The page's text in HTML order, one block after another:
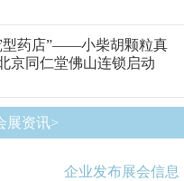
型药店”——小柴胡颗粒真
京同仁堂佛山连锁启动
展资讯>
企业发布展会信息